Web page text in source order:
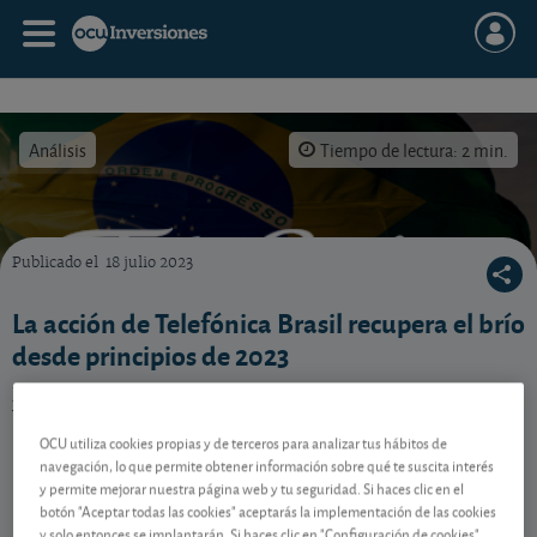
Análisis Tiempo de lectura: 2 min.
Qué hacer con esta acción del operador de telecomunicaciones Telefônica Brasil, que
Publicado el 18 julio 2023
La acción de Telefónica Brasil recupera el brío
desde principios de 2023
Pero la incertidumbre se cierne sobre la economía
Contenido reservado a SOCIOS
OCU utiliza cookies propias y de terceros para analizar tus hábitos de
navegación, lo que permite obtener información sobre qué te suscita interés
y permite mejorar nuestra página web y tu seguridad. Si haces clic en el
botón "Aceptar todas las cookies" aceptarás la implementación de las cookies